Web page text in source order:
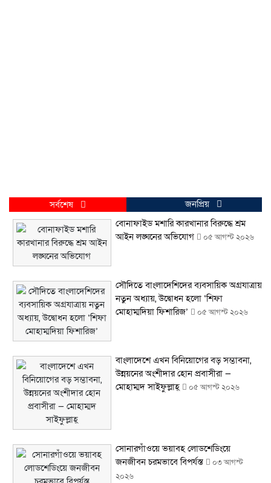
সর্বশেষ
জনপ্রিয়
বোনাফাইড মশারি কারখানার বিরুদ্ধে শ্রম
আইন লঙ্ঘনের অভিযোগ
০৫ আগস্ট ২০২৬
সৌদিতে বাংলাদেশিদের ব্যবসায়িক অগ্রযাত্রায়
নতুন অধ্যায়, উদ্বোধন হলো ‘শিফা
মোহাম্মদিয়া ফিশারিজ’
০৫ আগস্ট ২০২৬
বাংলাদেশে এখন বিনিয়োগের বড় সম্ভাবনা,
উন্নয়নের অংশীদার হোন প্রবাসীরা —
মোহাম্মদ সাইফুল্লাহ্
০৫ আগস্ট ২০২৬
সোনারগাঁওয়ে ভয়াবহ লোডশেডিংয়ে
জনজীবন চরমভাবে বিপর্যস্ত
০৩ আগস্ট
২০২৬